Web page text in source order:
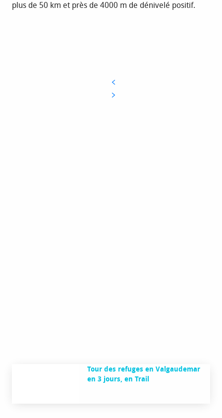
plus de 50 km et près de 4000 m de dénivelé positif.
Tour des refuges en Valgaudemar
en 3 jours, en Trail